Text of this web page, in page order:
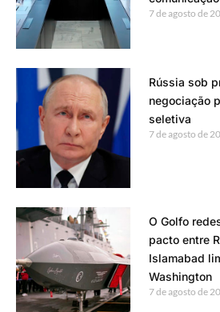
7 de agosto de
Rússia sob
negociação
seletiva
7 de agosto de
O Golfo
pacto entre
Islamabad
Washington
7 de agosto de